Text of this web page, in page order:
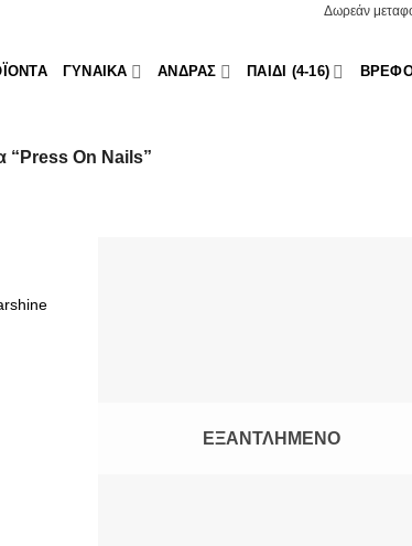
Δωρεάν
ΓΥΝΑΊΚΑ ΆΝΔΡΑΣ ΠΑΙΔΊ (4-16)
“Press On Nails”
Add to
Wishlist
ΕΞΑΝΤΛΗΜΈΝΟ